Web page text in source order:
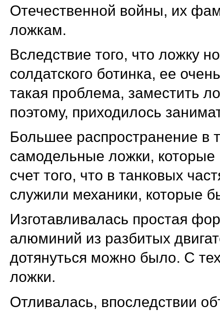
Отечественной войны, их
ложкам.
Вследствие того, что ложку
солдатского ботинка, ее
такая проблема, заместить
поэтому, приходилось
Большее распространение в
самодельные ложки, которые
счет того, что в танковых
служили механики, которые
Изготавливалась простая
алюминий из разбитых
дотянуться можно было. С
ложки.
Отливалась, впоследствии